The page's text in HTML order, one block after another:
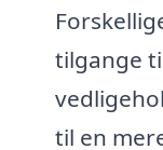
tilgange
til en